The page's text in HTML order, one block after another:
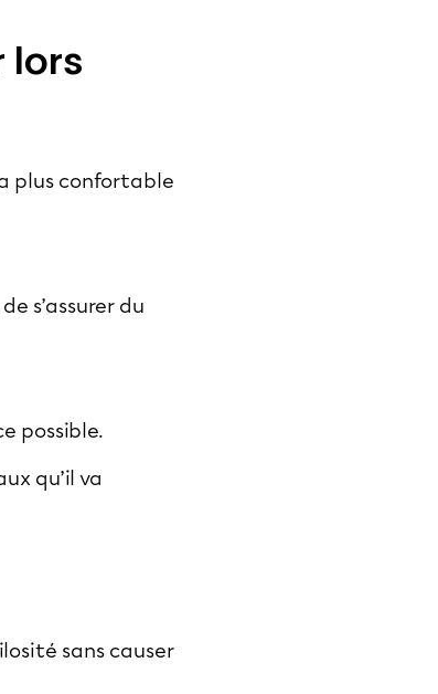
lors
plus confortable
s’assurer du
possible.
qu’il va
sans causer